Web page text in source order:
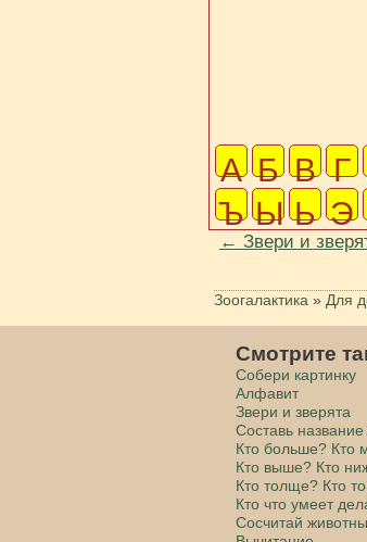
A Б В Г
Ъ Ы Ь Э
← Звери и
Зоогалактика » Для
Смотрите
Cобери картинку
Алфавит
Звери и зверята
Составь
Кто больше? Кто
Кто выше? Кто
Кто толще? Кто
Кто что умеет
Сосчитай